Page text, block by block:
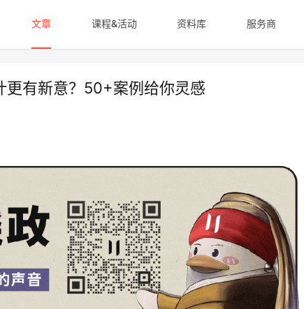
文章 课程&活动 资料库 服务商
更有新意？50+案例给你灵感